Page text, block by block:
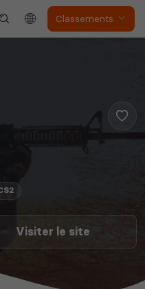
Classements
Visiter le site